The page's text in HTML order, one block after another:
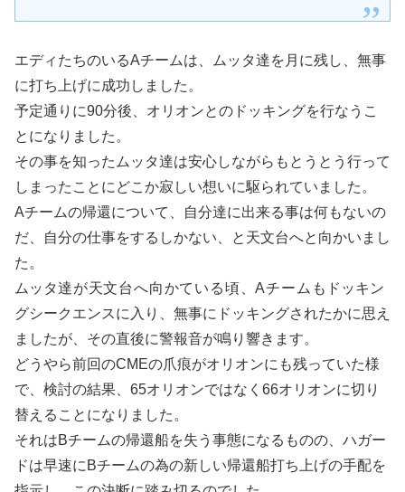
エディたちのいるAチームは、ムッタ達を月に残し、無事
に打ち上げに成功しました。
予定通りに90分後、オリオンとのドッキングを行なうこ
とになりました。
その事を知ったムッタ達は安心しながらもとうとう行って
しまったことにどこか寂しい想いに駆られていました。
Aチームの帰還について、自分達に出来る事は何もないの
だ、自分の仕事をするしかない、と天文台へと向かいまし
た。
ムッタ達が天文台へ向かている頃、Aチームも ドッキン
グシークエンスに入り、無事にドッキングされたかに思え
ましたが、その直後に警報音が鳴り響きます。
どうやら前回のCMEの爪痕がオリオンにも残っていた様
で、検討の結果、65オリオンではなく66オリオンに切り
替えることになりました。
それはBチームの帰還船を失う事態になるものの、ハガー
ドは早速にBチームの為の新しい帰還船打ち上げの手配を